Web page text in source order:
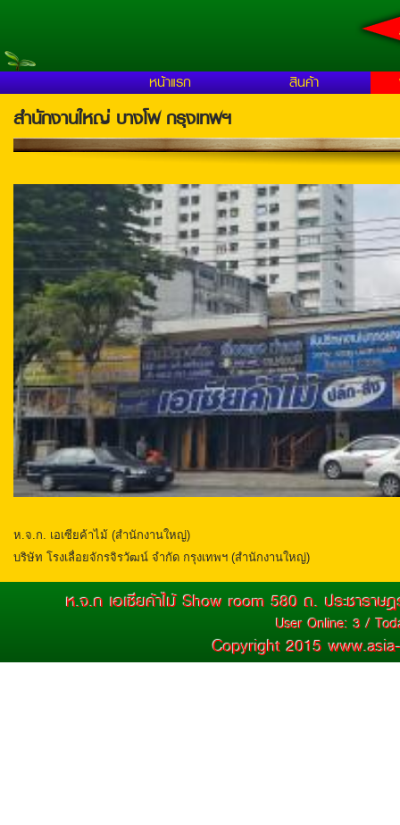
หน้าแรก สินค้า
สำนักงานใหญ่ บางโพ กรุงเทพฯ
ห.จ.ก. เอเซียค้าไม้ (สำนักงานใหญ่)
บริษัท โรงเลื่อยจักรจิรวัฒน์ จำกัด กรุงเทพฯ (สำนักงานใหญ่)
ห.จ.ก เอเซียค้าไม้ Show room 580 ถ. ประชารา
User Online: 3 /
Copyright 2015